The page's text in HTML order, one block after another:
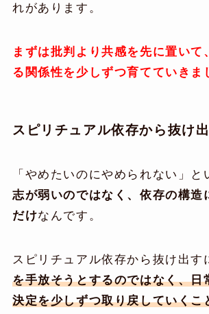
れがあります。
まずは批判より共感を先に置いて
る関係性を少しずつ育てていきま
スピリチュアル依存から抜け
「やめたいのにやめられない」と
志が弱いのではなく、依存の構造
だけなんです。
スピリチュアル依存から抜け出す
を手放そうとするのではなく、日
決定を少しずつ取り戻していくこ